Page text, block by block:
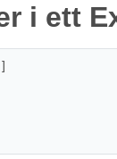
i ett
]